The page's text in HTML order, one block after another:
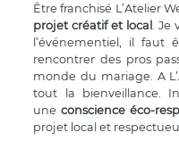
Être franchisé L’Atelier
projet créatif et local .
l’événementiel, il faut
rencontrer des pros
monde du mariage. A
tout la bienveillance.
une conscience éco-
projet local et